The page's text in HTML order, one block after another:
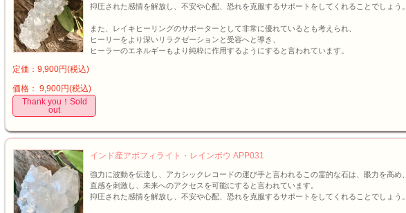
抑圧された感情を解放し、不安や心配、恐れを克服するサポートをしてくれることでしょう。
また、レイキヒーリングのサポーターとして非常に優れているとも考えられ、
ヒーリーをより深いリラクゼーションと受容へと導き、
ヒーラーのエネルギーもより純粋に作用するようにすると言われています。
定価：9,900円(税込)
価格： 9,900円(税込)
Thank you！Sold
out
インド産アポフィライト・レインボウ APP031
強力に波動を伝達し、アカシックレコードの運び手と言われるこの霊的な石は、眼力を高め、
直感を刺激し、未来へのアクセスを可能にすると言われています。
抑圧された感情を解放し、不安や心配、恐れを克服するサポートをしてくれることでしょう。